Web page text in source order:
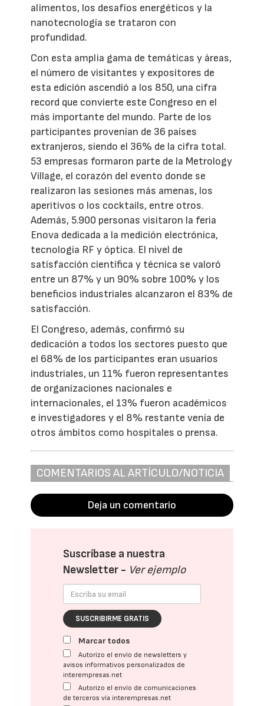
alimentos, los desafíos energéticos y la
nanotecnología se trataron con
profundidad.
Con esta amplia gama de temáticas y áreas,
el número de visitantes y expositores de
esta edición ascendió a los 850, una cifra
record que convierte este Congreso en el
más importante del mundo. Parte de los
participantes provenían de 36 países
extranjeros, siendo el 36% de la cifra total.
53 empresas formaron parte de la Metrology
Village, el corazón del evento donde se
realizaron las sesiones más amenas, los
aperitivos o los cocktails, entre otros.
Además, 5.900 personas visitaron la feria
Enova dedicada a la medición electrónica,
tecnología RF y óptica. El nivel de
satisfacción científica y técnica se valoró
entre un 87% y un 90% sobre 100% y los
beneficios industriales alcanzaron el 83% de
satisfacción.
El Congreso, además, confirmó su
dedicación a todos los sectores puesto que
el 68% de los participantes eran usuarios
industriales, un 11% fueron representantes
de organizaciones nacionales e
internacionales, el 13% fueron académicos
e investigadores y el 8% restante venía de
otros ámbitos como hospitales o prensa.
COMENTARIOS AL ARTÍCULO/NOTICIA
Deja un comentario
Suscríbase a nuestra
Newsletter - Ver ejemplo
SUSCRIBIRME GRATIS
Marcar todos
Autorizo el envío de newsletters y
avisos informativos personalizados de
interempresas.net
Autorizo el envío de comunicaciones
de terceros vía interempresas.net